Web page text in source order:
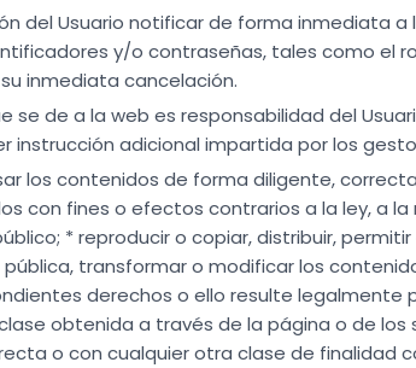
del Usuario notificar de forma inmediata
y/o contraseñas, tales como el
inmediata cancelación.
se de a la web es responsabilidad del
instrucción adicional impartida por los
los contenidos de forma diligente,
con fines o efectos contrarios a la ley, a
* reproducir o copiar, distribuir,
transformar o modificar los
derechos o ello resulte legalmente
obtenida a través de la página o de los
o con cualquier otra clase de finalidad